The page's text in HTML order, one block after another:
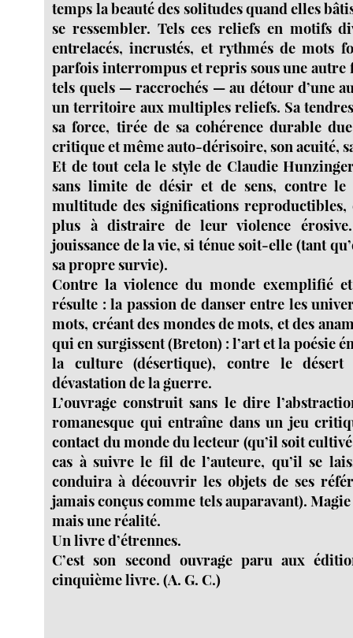
temps la beauté des solitudes quand elles
se ressembler. Tels ces reliefs en motifs
entrelacés, incrustés, et rythmés de mots
parfois interrompus et repris sous une autre
tels quels — raccrochés — au détour d’une
un territoire aux multiples reliefs. Sa
sa force, tirée de sa cohérence durable
critique et même auto-dérisoire, son acuité,
Et de tout cela le style de Claudie
sans limite de désir et de sens, contre
multitude des significations
plus à distraire de leur violence
jouissance de la vie, si ténue soit-elle (tant
sa propre survie).
Contre la violence du monde exemplifié
résulte : la passion de danser entre les
mots, créant des mondes de mots, et des
qui en surgissent (Breton) : l’art et la poésie
la culture (désertique), contre le désert
dévastation de la guerre.
L’ouvrage construit sans le dire
romanesque qui entraîne dans un jeu
contact du monde du lecteur (qu’il soit
cas à suivre le fil de l’auteure, qu’il se
conduira à découvrir les objets de ses
jamais conçus comme tels auparavant). Magie
mais une réalité.
Un livre d’étrennes.
C’est son second ouvrage paru aux
cinquième livre. (A. G. C.)